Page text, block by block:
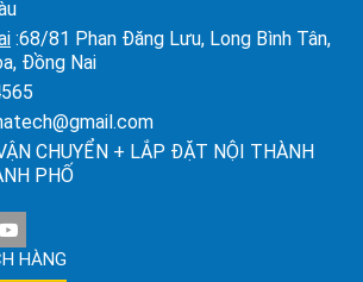
:68/81 Phan Đăng Lưu, Long Bình Tân,
Đồng Nai
CHUYỂN + LẮP ĐẶT NỘI THÀNH
PHỐ
HÀNG